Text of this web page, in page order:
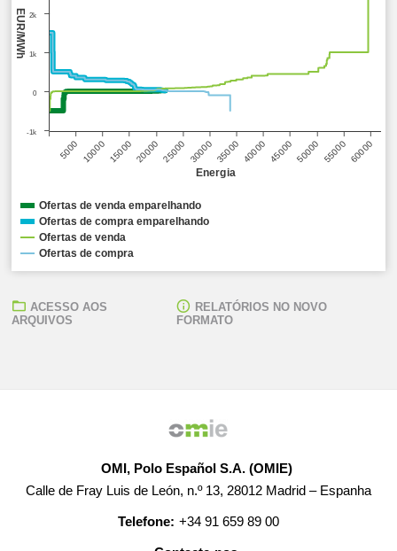
Energia
EUR/MWh
5000 10000 15000 20000 25000 30000 35000 40000 45000 50000 55000 60000
-1k
0
1k
2k
Ofertas de venda emparelhando
Ofertas de compra emparelhando
Ofertas de venda
Ofertas de compra
ACESSO AOS
ARQUIVOS
RELATÓRIOS NO NOVO
FORMATO
OMI, Polo Español S.A. (OMIE)
Calle de Fray Luis de León, n.º 13, 28012 Madrid – Espanha
Telefone: +34 91 659 89 00